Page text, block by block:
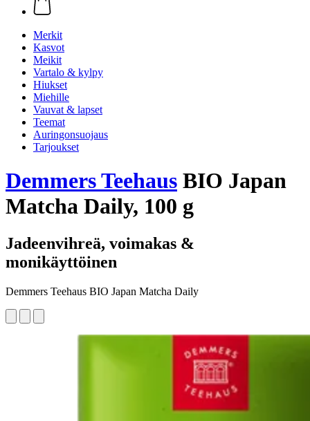
Merkit
Kasvot
Meikit
Vartalo & kylpy
Hiukset
Miehille
Vauvat & lapset
Teemat
Auringonsuojaus
Tarjoukset
Demmers Teehaus BIO Japan
Matcha Daily, 100 g
Jadeenvihreä, voimakas &
monikäyttöinen
Demmers Teehaus BIO Japan Matcha Daily